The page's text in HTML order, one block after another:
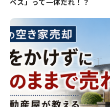
ベス」って一体だれ！？